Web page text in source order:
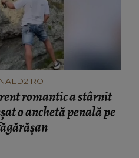
romantic a stârnit
o anchetă penală pe